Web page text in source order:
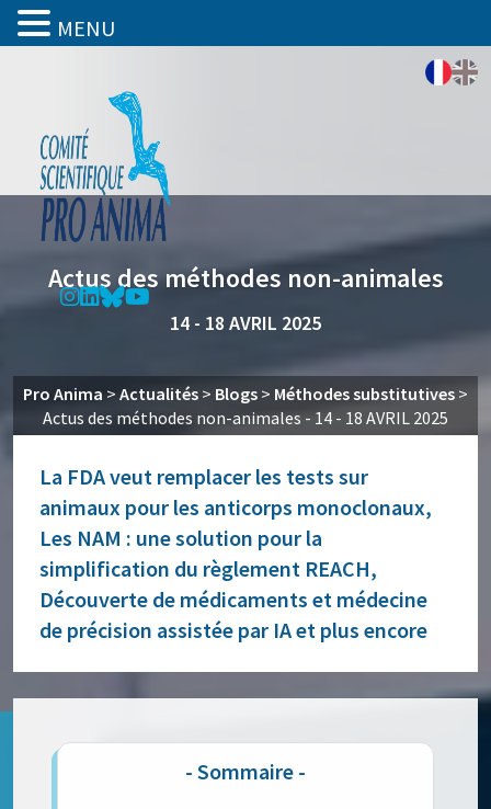
Actus des méthodes non-animales
14 - 18 AVRIL 2025
Pro Anima > Actualités > Blogs > Méthodes substitutives >
Actus des méthodes non-animales - 14 - 18 AVRIL 2025
La FDA veut remplacer les tests sur
animaux pour les anticorps monoclonaux,
Les NAM : une solution pour la
simplification du règlement REACH,
Découverte de médicaments et médecine
de précision assistée par IA et plus encore
MENU